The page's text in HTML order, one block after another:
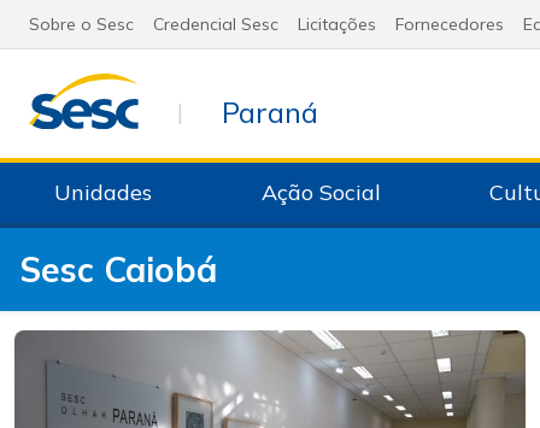
Sobre o Sesc Credencial Sesc Licitações Fornecedores
Paraná
Unidades Ação Social
Sesc Caiobá